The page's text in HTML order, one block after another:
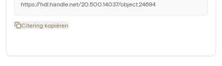
https://hdl.handle.net/20.500.14037/object.24694
Citering kopiëren